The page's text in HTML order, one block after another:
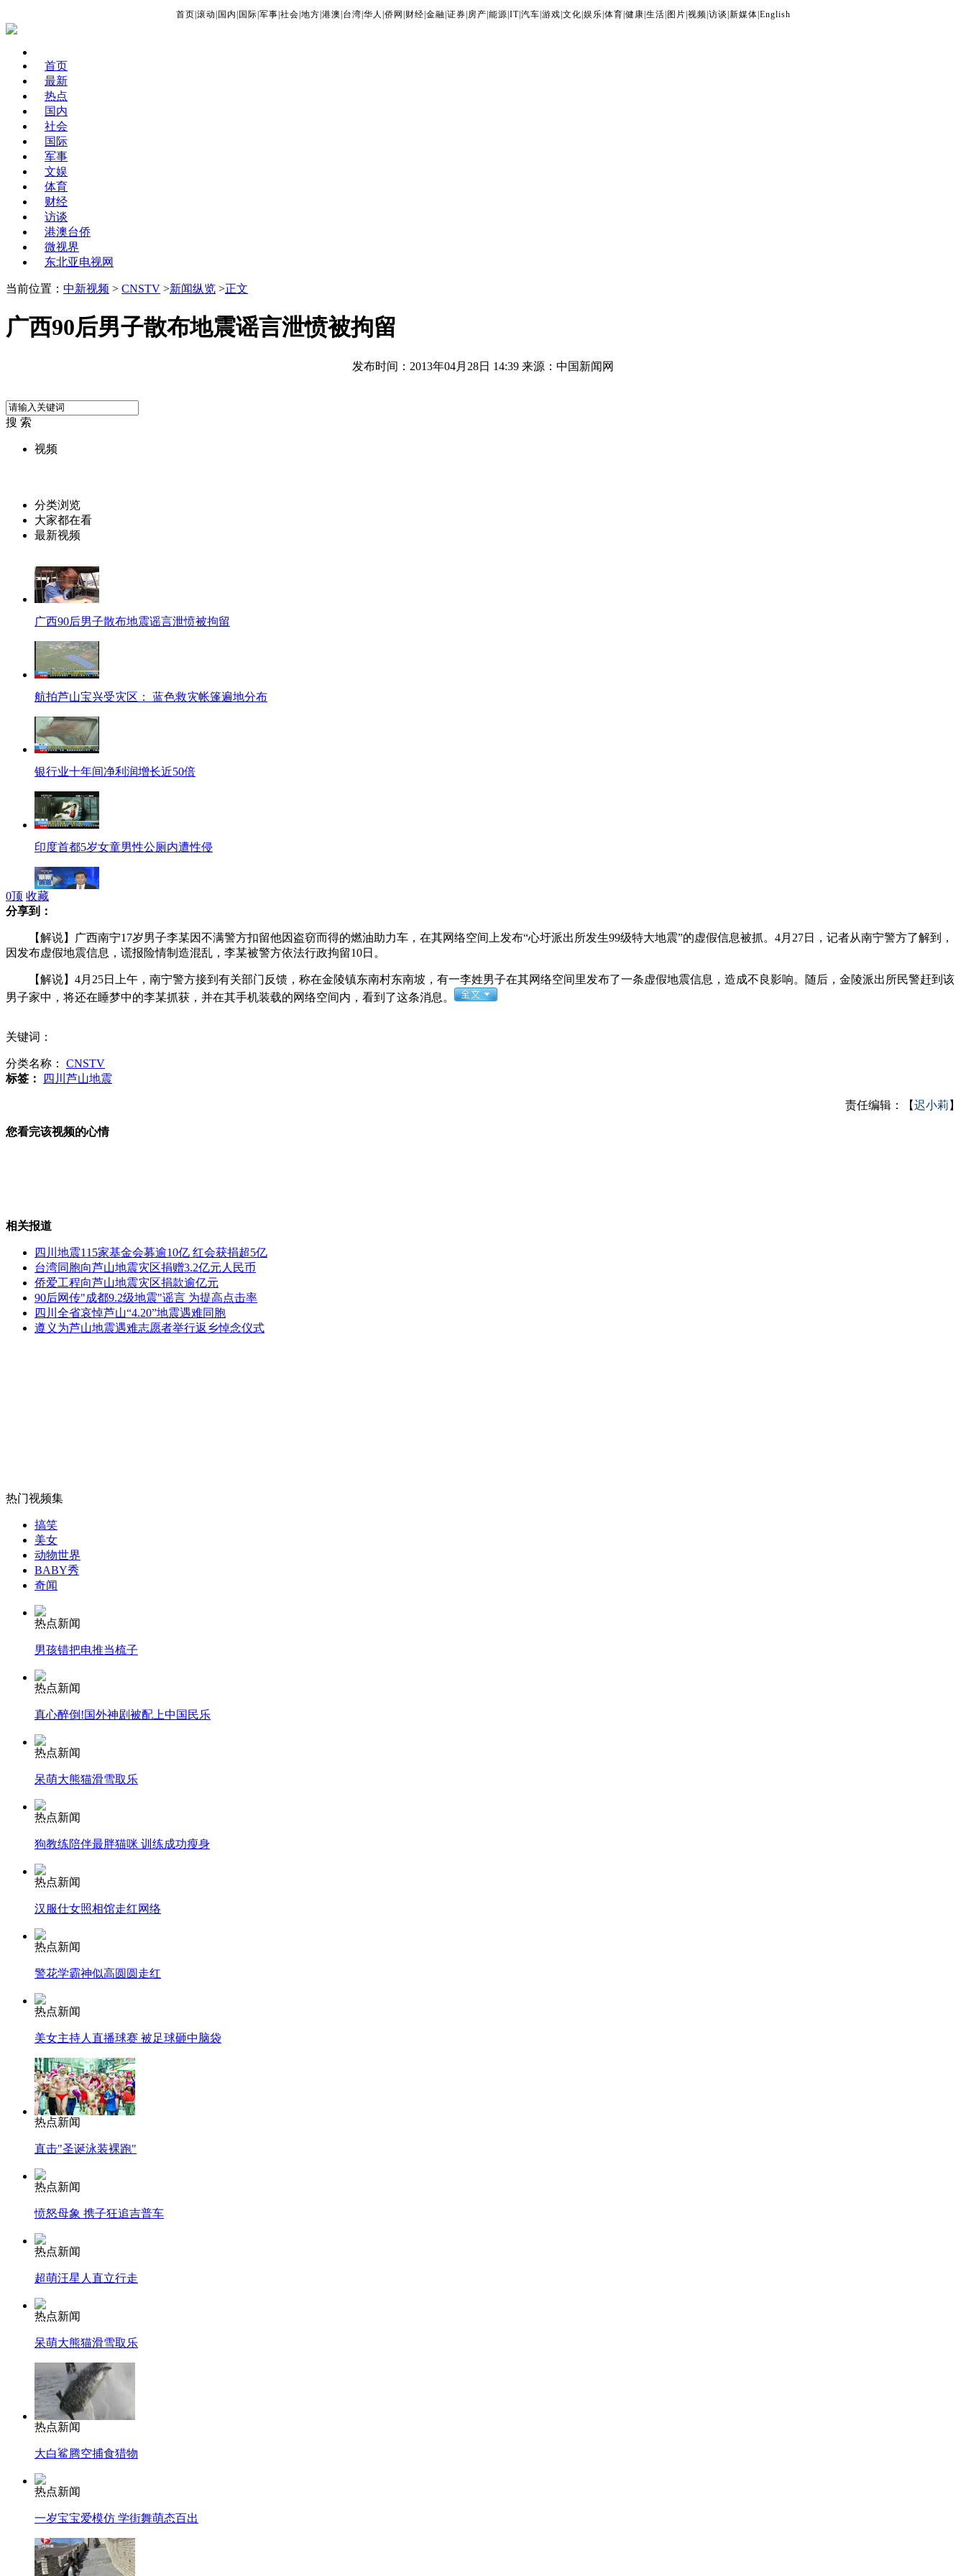
首页 滚动 国内 国际 军事 社会 地方 港澳 台湾 华人 侨网 财经 金融 证券 房产 能源 IT| 汽车 游戏 文化 娱乐 体育 健康 生活 图片 视频 访谈 新媒体 English
首页
最新
热点
国内
社会
国际
军事
文娱
体育
财经
访谈
港澳台侨
微视界
东北亚电视网
当前位置： 中新视频 > CNSTV >新闻纵览 >正文
广西90后男子散布地震谣言泄愤被拘留
发布时间：2013年04月28日 14:39 来源：中国新闻网
搜 索
视频
分类浏览
大家都在看
最新视频
广西90后男子散布地震谣言泄愤被拘留
航拍芦山宝兴受灾区： 蓝色救灾帐篷遍地分布
银行业十年间净利润增长近50倍
印度首都5岁女童男性公厕内遭性侵
杨宗纬呼吁行善要亲力亲为
监拍：女子在地铁站电梯里大便
新式军车号牌正式亮相 应用6种防伪技术
外交部：反对强权政治霸凌主义
外交部：有关国家言论片面不公正
安徽一实载49人客车翻车
走！跟着总书记去植树
消防员救轻生者 花炮节热闹非凡
纽约上演“枕头大战”
司机酒驾遇交警 急速倒车逃窜
0顶 收藏
分享到：
【解说】广西南宁17岁男子李某因不满警方扣留他因盗窃而得的燃油助力车，在其网络空间上发布“心圩派出所发生99级特大地震”的虚假信息被抓。4月27日，记者从南宁警方了解到，
因发布虚假地震信息，谎报险情制造混乱，李某被警方依法行政拘留10日。
【解说】4月25日上午，南宁警方接到有关部门反馈，称在金陵镇东南村东南坡，有一李姓男子在其网络空间里发布了一条虚假地震信息，造成不良影响。随后，金陵派出所民警赶到该
男子家中，将还在睡梦中的李某抓获，并在其手机装载的网络空间内，看到了这条消息。
关键词：
分类名称： CNSTV
标签：
四川芦山地震
责任编辑：【迟小莉 】
您看完该视频的心情
相关报道
四川地震115家基金会募逾10亿 红会获捐超5亿
台湾同胞向芦山地震灾区捐赠3.2亿元人民币
侨爱工程向芦山地震灾区捐款逾亿元
90后网传"成都9.2级地震"谣言 为提高点击率
四川全省哀悼芦山“4.20”地震遇难同胞
遵义为芦山地震遇难志愿者举行返乡悼念仪式
热门视频集
搞笑
美女
动物世界
BABY秀
奇闻
热点新闻
男孩错把电推当梳子
热点新闻
真心醉倒!国外神剧被配上中国民乐
热点新闻
呆萌大熊猫滑雪取乐
热点新闻
狗教练陪伴最胖猫咪 训练成功瘦身
热点新闻
汉服仕女照相馆走红网络
热点新闻
警花学霸神似高圆圆走红
热点新闻
美女主持人直播球赛 被足球砸中脑袋
热点新闻
直击"圣诞泳装裸跑"
热点新闻
愤怒母象 携子狂追吉普车
热点新闻
超萌汪星人直立行走
热点新闻
呆萌大熊猫滑雪取乐
热点新闻
大白鲨腾空捕食猎物
热点新闻
一岁宝宝爱模仿 学街舞萌态百出